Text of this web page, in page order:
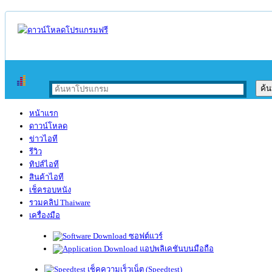
หน้าแรก
ดาวน์โหลด
ข่าวไอที
รีวิว
ทิปส์ไอที
สินค้าไอที
เช็ครอบหนัง
รวมคลิป Thaiware
เครื่องมือ
ซอฟต์แวร์
แอปพลิเคชันบนมือถือ
เช็คความเร็วเน็ต (Speedtest)